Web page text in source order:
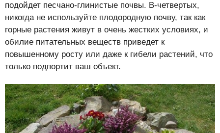
подойдет песчано-глинистые почвы. В-четвертых,
никогда не используйте плодородную почву, так как
горные растения живут в очень жестких условиях, и
обилие питательных веществ приведет к
повышенному росту или даже к гибели растений, что
только подпортит ваш объект.